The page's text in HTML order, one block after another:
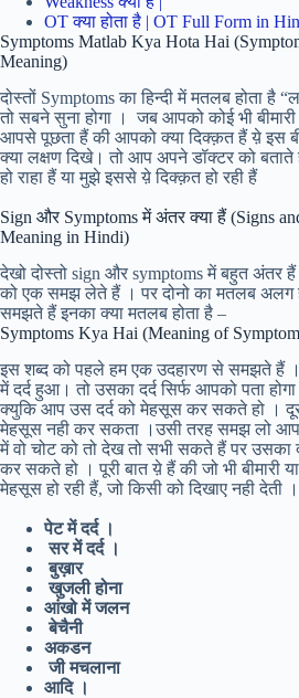
OT क्या होता है | OT Full Form in
Symptoms Matlab Kya Hota Hai
Meaning)
दोस्तों Symptoms का हिन्दी में मतलब होता है
तो सबने सुना होगा । जब आपको कोई भी बीमारी
आपसे पूछता हैं की आपको क्या दिक्क़त हैं य़े इस
क्या लक्षण दिखे। तो आप अपने डॉक्टर को
हो राहा हैं या मुझे इससे य़े दिक्क़त हो रही हैं
Sign और Symptoms में अंतर क्या हैं (Signs
Meaning in Hindi)
देखो दोस्तो sign और symptoms में बहुत अंतर
को एक समझ लेते हैं । पर दोनो का मतलब अलग
समझते हैं इनका क्या मतलब होता है –
Symptoms Kya Hai (Meaning of
इस शब्द को पहले हम एक उदहारण से समझते हैं
में दर्द हुआ। तो उसका दर्द सिर्फ आपको पता
क्युकि आप उस दर्द को मेहसूस कर सकते हो ।
मेहसूस नही कर सकता ।उसी तरह समझ लो
में वो चोट को तो देख तो सभी सकते हैं पर उसका
कर सकते हो । पूरी बात य़े हैं की जो भी
मेहसूस हो रही हैं, जो किसी को दिखाए नही देती
पेट में दर्द ।
सर में दर्द ।
बुख़ार
खुजली होना
आंखो में जलन
बेचैनी
अकडन
जी मचलाना
आदि ।